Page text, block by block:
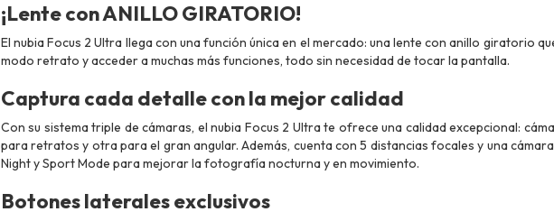
¡Lente con ANILLO GIRATORIO!
El nubia Focus 2 Ultra llega con una función única en el mercado: una lente con anillo giratorio
modo retrato y acceder a muchas más funciones, todo sin necesidad de tocar la pantalla.
Captura cada detalle con la mejor calidad
Con su sistema triple de cámaras, el nubia Focus 2 Ultra te ofrece una calidad excepcional:
para retratos y otra para el gran angular. Además, cuenta con 5 distancias focales y una
Night y Sport Mode para mejorar la fotografía nocturna y en movimiento.
Botones laterales exclusivos